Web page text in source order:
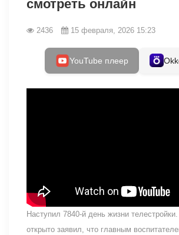
смотреть онлайн
2436 15 февраля, 2026 15:23
YouTube плеер
Наступил 7840-й день жизни
открыто заявил, что главным